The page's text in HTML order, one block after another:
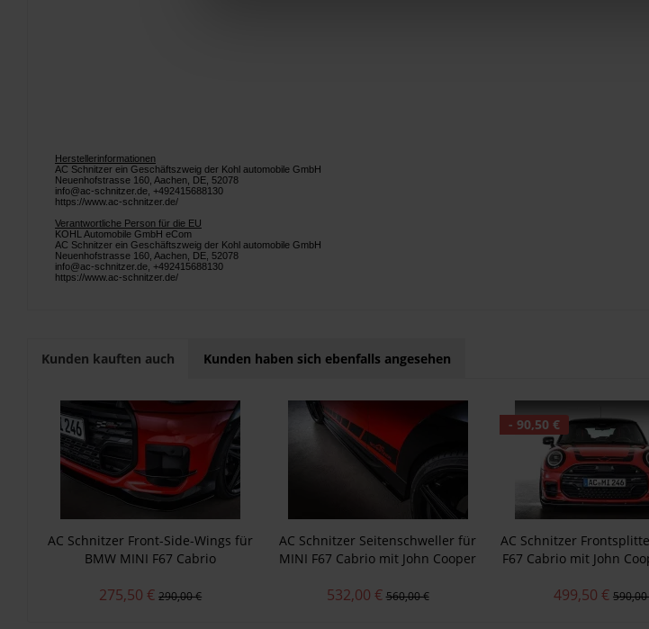
Herstellerinformationen
AC Schnitzer ein Geschäftszweig der Kohl automobile GmbH
Neuenhofstrasse 160, Aachen, DE, 52078
info@ac-schnitzer.de, +492415688130
https://www.ac-schnitzer.de/
Verantwortliche Person für die EU
KOHL Automobile GmbH eCom
AC Schnitzer ein Geschäftszweig der Kohl automobile GmbH
Neuenhofstrasse 160, Aachen, DE, 52078
info@ac-schnitzer.de, +492415688130
https://www.ac-schnitzer.de/
Kunden kauften auch Kunden haben sich ebenfalls angesehen
AC Schnitzer Front-Side-Wings für
BMW MINI F67 Cabrio
275,50 € 290,00 €
AC Schnitzer Seitenschweller für
MINI F67 Cabrio mit John Cooper
532,00 € 560,00 €
- 90,50 €
AC Schnitzer
F67 Cabrio mit John
499,50 €